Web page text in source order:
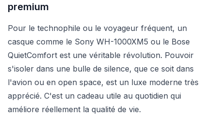
premium
Pour le technophile ou le voyageur fréquent, un
casque comme le Sony WH-1000XM5 ou le Bose
QuietComfort est une véritable révolution. Pouvoir
s'isoler dans une bulle de silence, que ce soit dans
l'avion ou en open space, est un luxe moderne très
apprécié. C'est un cadeau utile au quotidien qui
améliore réellement la qualité de vie.